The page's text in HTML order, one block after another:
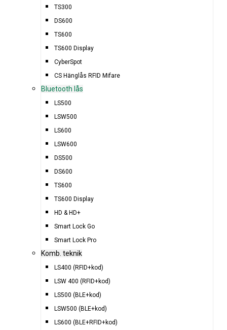
TS300
DS600
TS600
TS600 Display
CyberSpot
CS Hänglås RFID Mifare
Bluetooth lås
LS500
LSW500
LS600
LSW600
DS500
DS600
TS600
TS600 Display
HD & HD+
Smart Lock Go
Smart Lock Pro
Komb. teknik
LS400 (RFID+kod)
LSW 400 (RFID+kod)
LS500 (BLE+kod)
LSW500 (BLE+kod)
LS600 (BLE+RFID+kod)